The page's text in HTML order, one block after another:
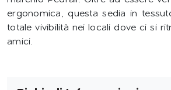
ergonomica, questa sedia in
totale vivibilità nei locali dove ci si
amici.